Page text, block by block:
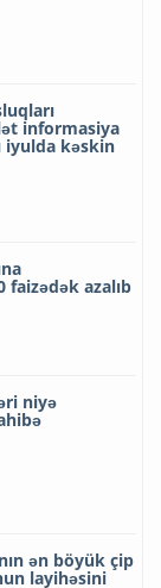
informasiya
iyulda kəskin
azalıb
niyə
ən böyük çip
layihəsini